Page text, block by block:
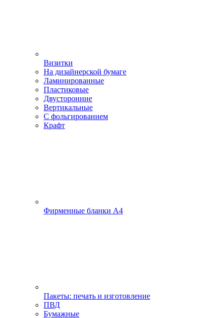
Визитки
На дизайнерской бумаге
Ламинированные
Пластиковые
Двусторонние
Вертикальные
С фольгированием
Крафт
Фирменные бланки А4
Пакеты: печать и изготовление
ПВД
Бумажные